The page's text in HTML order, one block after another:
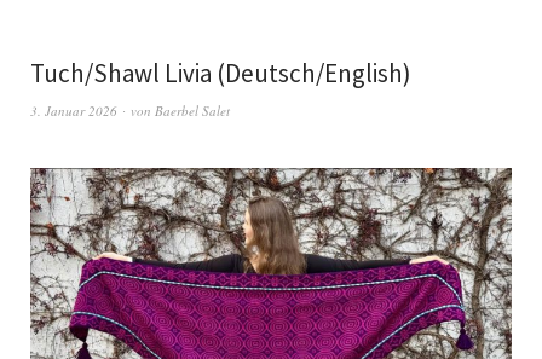
Tuch/Shawl Livia (Deutsch/English)
3. Januar 2026 von Baerbel Salet